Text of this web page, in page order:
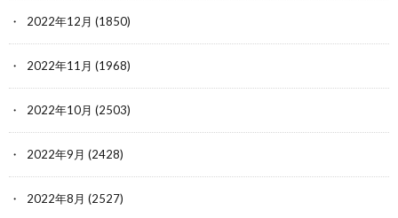
2022年12月 (1850)
2022年11月 (1968)
2022年10月 (2503)
2022年9月 (2428)
2022年8月 (2527)